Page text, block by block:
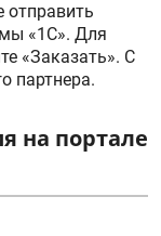
отправить
«1С». Для
«Заказать». С
партнера.
на портале